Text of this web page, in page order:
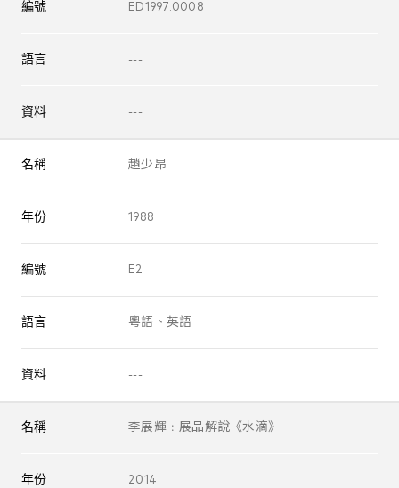
編號 ED1997.0008
語言 ---
資料 ---
名稱 趙少昂
年份 1988
編號 E2
語言 粵語、英語
資料 ---
名稱 李展輝﹕展品解說《水滴》
年份 2014